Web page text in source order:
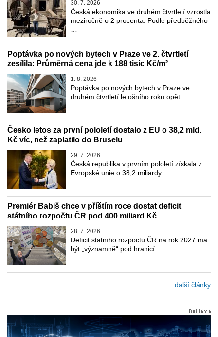
30. 7. 2026
Česká ekonomika ve druhém čtvrtletí vzrostla
meziročně o 2 procenta. Podle předběžného
Poptávka po nových bytech v Praze ve 2. čtvrtletí
zesílila: Průměrná cena jde k 188 tisíc Kč/m²
1. 8. 2026
Poptávka po nových bytech v Praze ve
druhém čtvrtletí letošního roku opět …
Česko letos za první pololetí dostalo z EU o 38,2 mld.
Kč víc, než zaplatilo do Bruselu
29. 7. 2026
Česká republika v prvním pololetí získala z
Evropské unie o 38,2 miliardy …
Premiér Babiš chce v příštím roce dostat deficit
státního rozpočtu ČR pod 400 miliard Kč
28. 7. 2026
Deficit státního rozpočtu ČR na rok 2027 má
být „významně“ pod hranicí …
... další články